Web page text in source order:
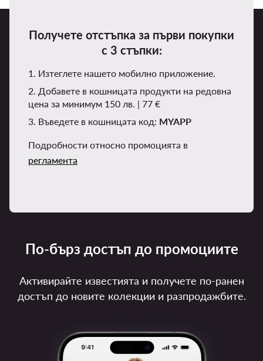
Получете отстъпка за първи покупки
с 3 стъпки:
1. Изтеглете нашето мобилно приложение.
2. Добавете в кошницата продукти на редовна
цена за минимум 150 лв. | 77 €
3. Въведете в кошницата код: MYAPP
Подробности относно промоцията в
регламента
По-бърз достъп до промоциите
Активирайте известията и получете по-ранен
достъп до новите колекции и разпродажбите.